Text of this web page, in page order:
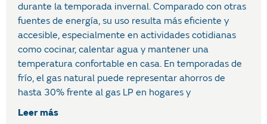
durante la temporada invernal. Comparado con otras
fuentes de energía, su uso resulta más eficiente y
accesible, especialmente en actividades cotidianas
como cocinar, calentar agua y mantener una
temperatura confortable en casa. En temporadas de
frío, el gas natural puede representar ahorros de
hasta 30% frente al gas LP en hogares y
Leer más